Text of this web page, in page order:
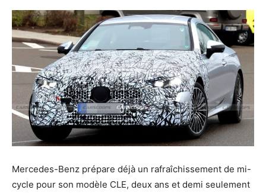
Mercedes-Benz prépare déjà un rafraîchissement de mi-
cycle pour son modèle CLE, deux ans et demi seulement